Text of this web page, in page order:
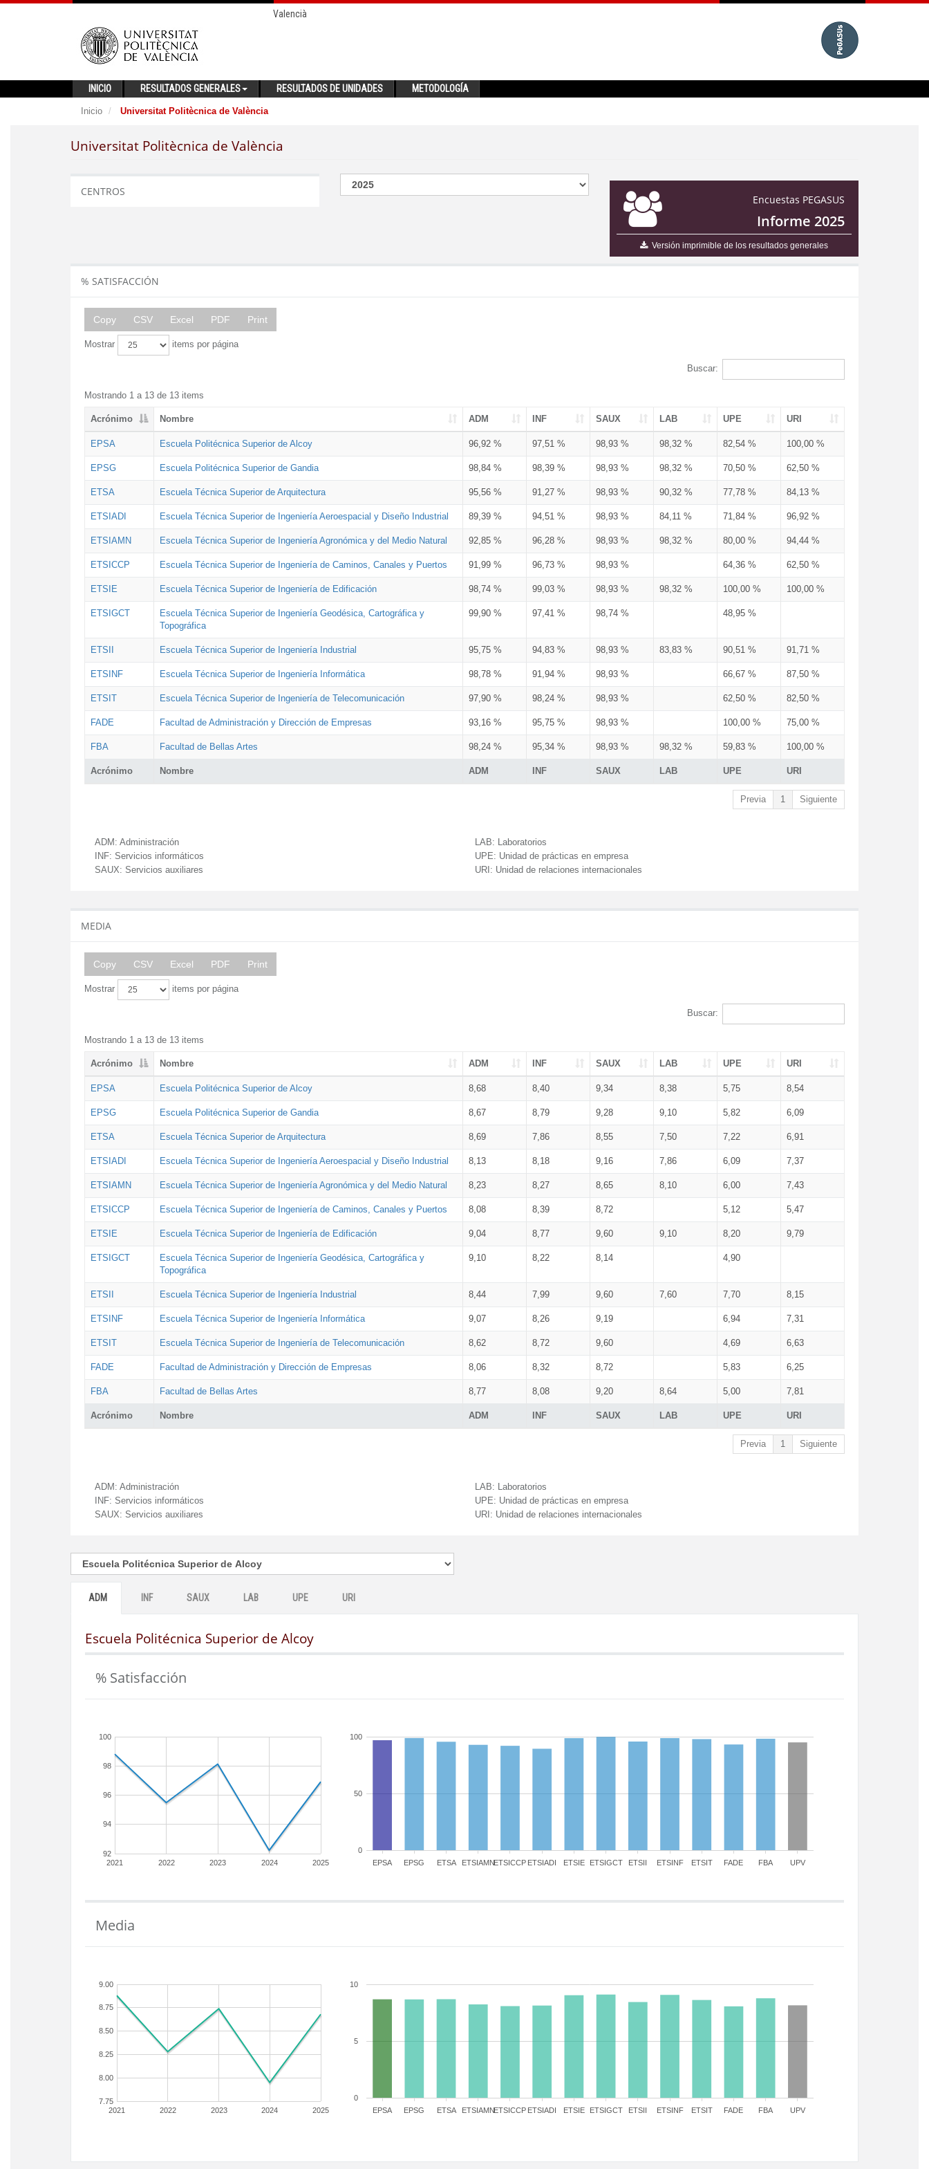
Valencià
INICIO RESULTADOS GENERALES RESULTADOS DE UNIDADES METODOLOGÍA
Inicio Universitat Politècnica de València
Universitat Politècnica de València
Encuestas PEGASUS
Informe 2025
Versión imprimible de los resultados generales
CENTROS
% SATISFACCIÓN
Copy CSV Excel PDF Print
Mostrar items por página
Buscar:
Mostrando 1 a 13 de 13 items
Acrónimo Nombre ADM INF SAUX LAB UPE URI
Acrónimo Nombre ADM INF SAUX LAB UPE URI
EPSA Escuela Politécnica Superior de Alcoy 96,92 % 97,51 % 98,93 % 98,32 % 82,54 % 100,00 %
EPSG Escuela Politécnica Superior de Gandia 98,84 % 98,39 % 98,93 % 98,32 % 70,50 % 62,50 %
ETSA Escuela Técnica Superior de Arquitectura 95,56 % 91,27 % 98,93 % 90,32 % 77,78 % 84,13 %
ETSIADI Escuela Técnica Superior de Ingeniería Aeroespacial y Diseño Industrial 89,39 % 94,51 % 98,93 % 84,11 % 71,84 % 96,92 %
ETSIAMN Escuela Técnica Superior de Ingeniería Agronómica y del Medio Natural 92,85 % 96,28 % 98,93 % 98,32 % 80,00 % 94,44 %
ETSICCP Escuela Técnica Superior de Ingeniería de Caminos, Canales y Puertos 91,99 % 96,73 % 98,93 % 64,36 % 62,50 %
ETSIE Escuela Técnica Superior de Ingeniería de Edificación 98,74 % 99,03 % 98,93 % 98,32 % 100,00 % 100,00 %
ETSIGCT
Escuela Técnica Superior de Ingeniería Geodésica, Cartográfica y
Topográfica
99,90 % 97,41 % 98,74 % 48,95 %
ETSII Escuela Técnica Superior de Ingeniería Industrial 95,75 % 94,83 % 98,93 % 83,83 % 90,51 % 91,71 %
ETSINF Escuela Técnica Superior de Ingeniería Informática 98,78 % 91,94 % 98,93 % 66,67 % 87,50 %
ETSIT Escuela Técnica Superior de Ingeniería de Telecomunicación 97,90 % 98,24 % 98,93 % 62,50 % 82,50 %
FADE Facultad de Administración y Dirección de Empresas 93,16 % 95,75 % 98,93 % 100,00 % 75,00 %
FBA Facultad de Bellas Artes 98,24 % 95,34 % 98,93 % 98,32 % 59,83 % 100,00 %
Previa 1 Siguiente
ADM: Administración
INF: Servicios informáticos
SAUX: Servicios auxiliares
LAB: Laboratorios
UPE: Unidad de prácticas en empresa
URI: Unidad de relaciones internacionales
MEDIA
Copy CSV Excel PDF Print
Mostrar items por página
Buscar:
Mostrando 1 a 13 de 13 items
Acrónimo Nombre ADM INF SAUX LAB UPE URI
Acrónimo Nombre ADM INF SAUX LAB UPE URI
EPSA Escuela Politécnica Superior de Alcoy 8,68 8,40 9,34 8,38 5,75 8,54
EPSG Escuela Politécnica Superior de Gandia 8,67 8,79 9,28 9,10 5,82 6,09
ETSA Escuela Técnica Superior de Arquitectura 8,69 7,86 8,55 7,50 7,22 6,91
ETSIADI Escuela Técnica Superior de Ingeniería Aeroespacial y Diseño Industrial 8,13 8,18 9,16 7,86 6,09 7,37
ETSIAMN Escuela Técnica Superior de Ingeniería Agronómica y del Medio Natural 8,23 8,27 8,65 8,10 6,00 7,43
ETSICCP Escuela Técnica Superior de Ingeniería de Caminos, Canales y Puertos 8,08 8,39 8,72 5,12 5,47
ETSIE Escuela Técnica Superior de Ingeniería de Edificación 9,04 8,77 9,60 9,10 8,20 9,79
ETSIGCT
Escuela Técnica Superior de Ingeniería Geodésica, Cartográfica y
Topográfica
9,10 8,22 8,14 4,90
ETSII Escuela Técnica Superior de Ingeniería Industrial 8,44 7,99 9,60 7,60 7,70 8,15
ETSINF Escuela Técnica Superior de Ingeniería Informática 9,07 8,26 9,19 6,94 7,31
ETSIT Escuela Técnica Superior de Ingeniería de Telecomunicación 8,62 8,72 9,60 4,69 6,63
FADE Facultad de Administración y Dirección de Empresas 8,06 8,32 8,72 5,83 6,25
FBA Facultad de Bellas Artes 8,77 8,08 9,20 8,64 5,00 7,81
Previa 1 Siguiente
ADM: Administración
INF: Servicios informáticos
SAUX: Servicios auxiliares
LAB: Laboratorios
UPE: Unidad de prácticas en empresa
URI: Unidad de relaciones internacionales
ADM INF SAUX LAB UPE URI
Escuela Politécnica Superior de Alcoy
% Satisfacción
2021 2022 2023 2024 2025
92
94
96
98
100
EPSA EPSG ETSA ETSIAMNETSICCP ETSIADI ETSIE ETSIGCT ETSII ETSINF ETSIT FADE FBA UPV
0
50
100
Media
2021 2022 2023 2024 2025
7.75
8.00
8.25
8.50
8.75
9.00
EPSA EPSG ETSA ETSIAMNETSICCP ETSIADI ETSIE ETSIGCT ETSII ETSINF ETSIT FADE FBA UPV
0
5
10